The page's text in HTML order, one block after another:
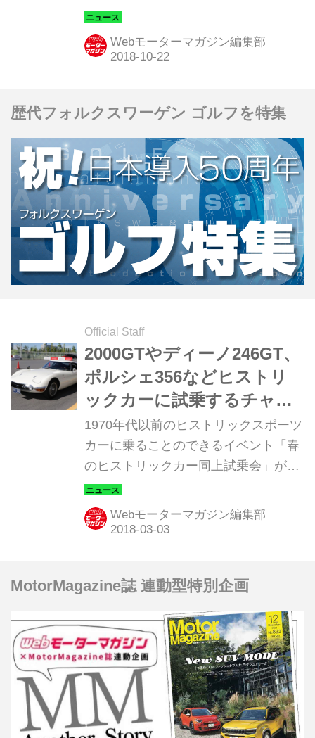
全て無料だが、一部イベント参加には
事前受付が必要となっている。
Webモーターマガジン編集部
歴代フォルクスワーゲン ゴルフを特集
Official Staff
2000GTやディーノ246GT、
ポルシェ356などヒストリ
ックカーに試乗するチャン
ス。3月10・11日にメガウェ
ブでイベント開催
1970年代以前のヒストリックスポーツ
カーに乗ることのできるイベント「春
のヒストリックカー同上試乗会」が、
2018年3月10・11日の2日間、東京お
台場にあるトヨタ自動車の複合施設メ
ガウェブで開催される。
Webモーターマガジン編集部
MotorMagazine誌 連動型特別企画